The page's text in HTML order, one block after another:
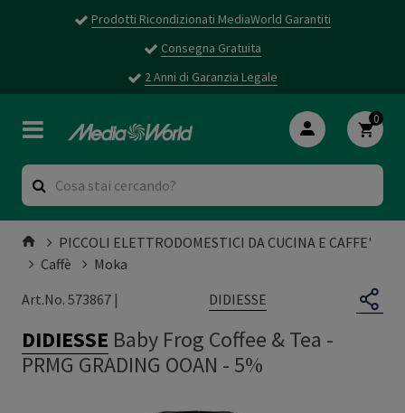
Prodotti Ricondizionati MediaWorld Garantiti
Consegna Gratuita
2 Anni di Garanzia Legale
0
PICCOLI ELETTRODOMESTICI DA CUCINA E CAFFE'
Caffè
Moka
Art.No. 573867 |
DIDIESSE
DIDIESSE Baby Frog Coffee & Tea -
PRMG GRADING OOAN - 5%